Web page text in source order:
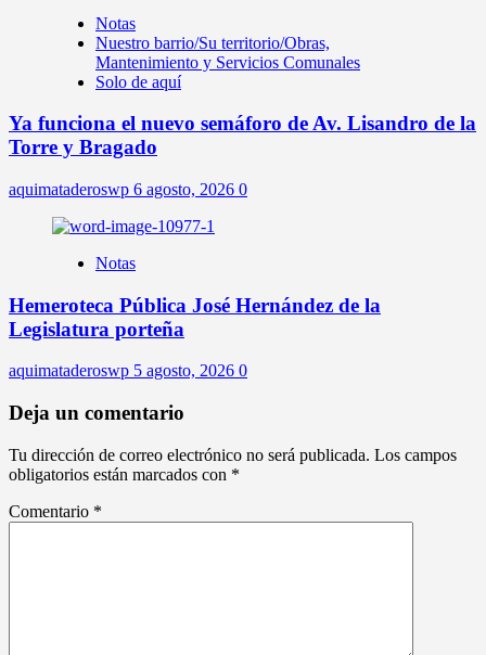
Notas
Nuestro barrio/Su territorio/Obras,
Mantenimiento y Servicios Comunales
Solo de aquí
Ya funciona el nuevo semáforo de Av. Lisandro de la
Torre y Bragado
aquimataderoswp 6 agosto, 2026 0
Notas
Hemeroteca Pública José Hernández de la
Legislatura porteña
aquimataderoswp 5 agosto, 2026 0
Deja un comentario
Tu dirección de correo electrónico no será publicada. Los campos
obligatorios están marcados con *
Comentario *